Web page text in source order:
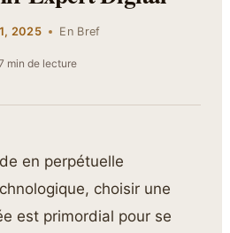
2025 En Bref
min de lecture
en perpétuelle
choisir une
est primordial pour se